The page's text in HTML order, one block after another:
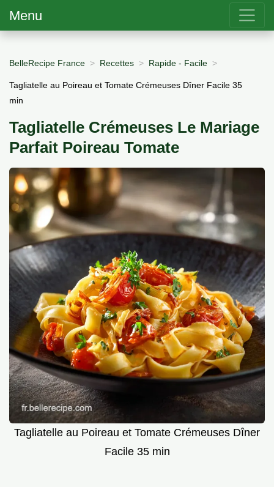
Menu
BelleRecipe France Recettes Rapide - Facile
Tagliatelle au Poireau et Tomate Crémeuses Dîner Facile 35
min
Tagliatelle Crémeuses Le Mariage
Parfait Poireau Tomate
Tagliatelle au Poireau et Tomate Crémeuses Dîner
Facile 35 min